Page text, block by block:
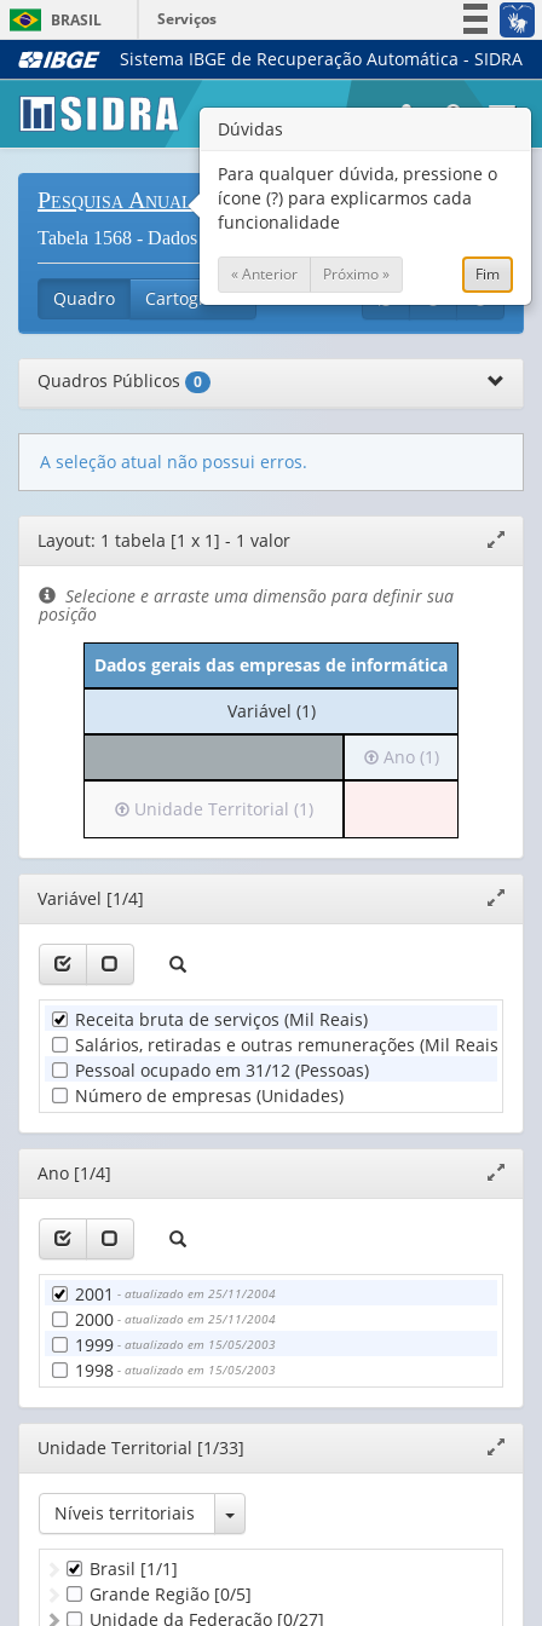
BRASIL
Serviços
Simplifique!
Legislação
Canais
Sistema IBGE de Recuperação Automática - SIDRA
Pesquisa Anual de Serviços
Tabela 1568 - Dados gerais das empresas de informática
Quadro Cartograma
Quadros Públicos 0
A seleção atual não possui erros.
Editor
de
layout
janela
Layout: 1 tabela [1 x 1] - 1 valor
Selecione e arraste uma dimensão para definir sua
posição
Dados gerais das empresas de informática
No
cabeçalho:
(1)
Variável (1)
Irá
para
(possui
apenas
valor):
(1)
Ano (1)
Irá
para
o
cabeçalho
(possui
apenas
1
valor):
Unidade
Territorial
(1)
Unidade Territorial (1)
Editor
janela
Variável [1/4]
Receita bruta de serviços (Mil Reais)
Salários, retiradas e outras remunerações (Mil Reais)
Pessoal ocupado em 31/12 (Pessoas)
Número de empresas (Unidades)
Editor
janela
Ano [1/4]
2001 - atualizado em 25/11/2004
2000 - atualizado em 25/11/2004
1999 - atualizado em 15/05/2003
1998 - atualizado em 15/05/2003
Editor
janela
Unidade Territorial [1/33]
Níveis territoriais Toggle Dropdown
Brasil [1/1]
Grande Região [0/5]
Unidade da Federação [0/27]
Dúvidas
Para qualquer dúvida, pressione o
ícone (?) para explicarmos cada
funcionalidade
« Anterior Próximo » Fim